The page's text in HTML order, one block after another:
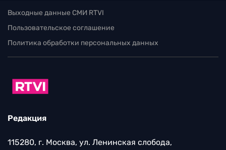
Выходные данные СМИ RTVI
Пользовательское соглашение
Политика обработки персональных данных
Редакция
115280, г. Москва, ул. Ленинская слобода,